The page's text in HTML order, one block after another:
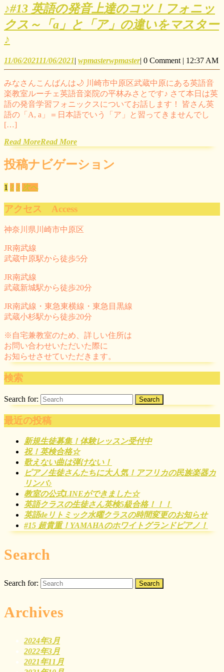
♪#13 英語の発音上達のコツ！フォニッ
クス～「a」と「ア」の違いをマスター
♪
11/06/202111/06/2021| wpmasterwpmaster| 0 Comment | 12:37 AM
みなさんこんばんは🌙 川崎市中原区武蔵中原にある英語音
楽教室ルーチェ英語音楽院の平林みさとです♪ さて本日は英
語の発音学習フォニックスについてお話します！ 皆さん英
語の「A, a」＝日本語でいう「ア」と習ってきませんでし
[…]
Read MoreRead More
投稿ナビゲーション
1 2 3 次へ
アクセス Access
神奈川県川崎市中原区
JR南武線
武蔵中原駅から徒歩5分
JR南武線
武蔵新城駅から徒歩20分
JR南武線・東急東横線・東急目黒線
武蔵小杉駅から徒歩20分
※自宅兼教室のため、詳しい住所は
お問い合わせいただいた際に
お知らせさせていただきます。
検索
Search for:
最近の投稿
新規生徒募集！体験レッスン受付中
祝！英検合格☆
歌えない曲は弾けない！
ピアノ生徒さんたちに大人気！アフリカの民族楽器カ
リンバ♪
教室の公式LINEができました☆
英語クラスの生徒さん英検5級合格！！！
英語deリトミック水曜クラスの時間変更のお知らせ
#15 超貴重！YAMAHAのホワイトグランドピアノ！
Search
Search for:
Archives
2024年3月
2022年3月
2021年11月